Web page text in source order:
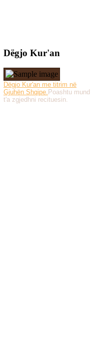
Dëgjo Kur'an
Dëgjo Kur'an me titrim në
Gjuhën Shqipe. Poashtu mund
t'a zgjedhni recituesin.